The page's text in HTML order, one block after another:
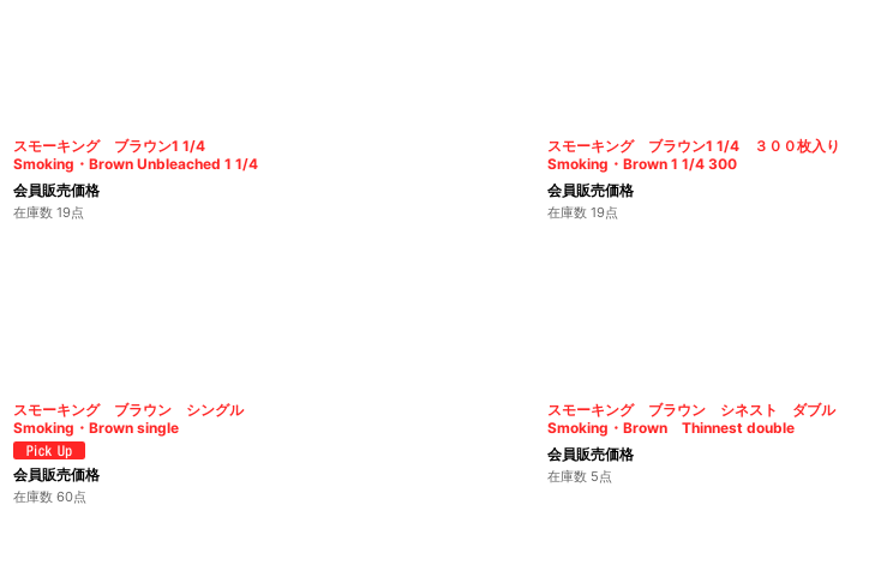
スモーキング ブラウン1 1/4
Smoking・Brown Unbleached 1 1/4
会員販売価格
在庫数 19点
スモーキング ブラウン1 1/4 ３００枚入り
Smoking・Brown 1 1/4 300
会員販売価格
在庫数 19点
スモーキング ブラウン シングル
Smoking・Brown single
会員販売価格
在庫数 60点
スモーキング ブラウン シネスト ダブル
Smoking・Brown Thinnest double
会員販売価格
在庫数 5点